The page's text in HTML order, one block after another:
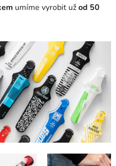
umíme vyrobit užod 50